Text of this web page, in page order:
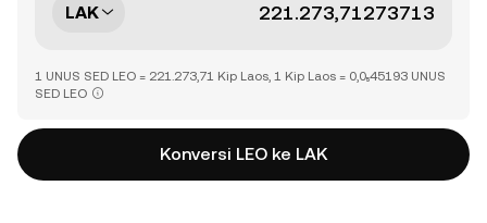
LAK
1 UNUS SED LEO = 221.273,71 Kip Laos, 1 Kip Laos = 0,0₅45193 UNUS
SED LEO
Konversi LEO ke LAK